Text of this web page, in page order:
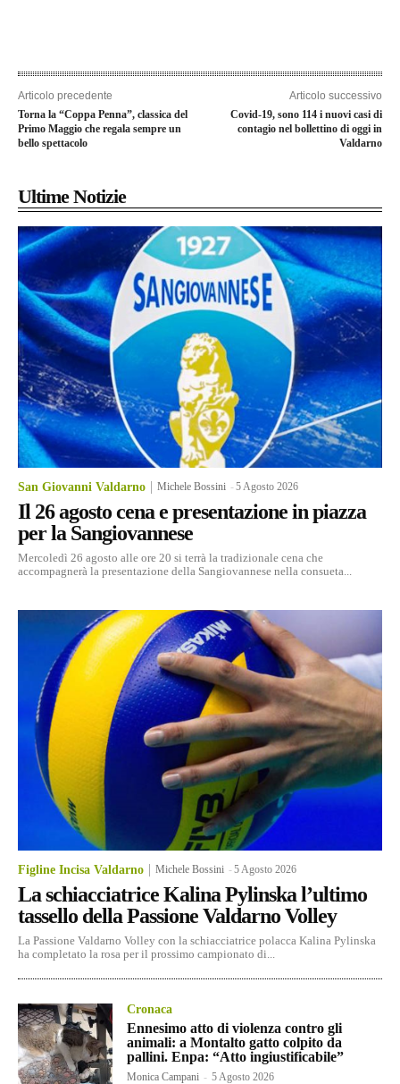
Articolo precedente
Torna la “Coppa Penna”, classica del
Primo Maggio che regala sempre un
bello spettacolo
Articolo successivo
Covid-19, sono 114 i nuovi casi di
contagio nel bollettino di oggi in
Valdarno
Ultime Notizie
San Giovanni Valdarno Michele Bossini -5 Agosto 2026
Il 26 agosto cena e presentazione in piazza
per la Sangiovannese
Mercoledì 26 agosto alle ore 20 si terrà la tradizionale cena che
accompagnerà la presentazione della Sangiovannese nella consueta...
Figline Incisa Valdarno Michele Bossini -5 Agosto 2026
La schiacciatrice Kalina Pylinska l’ultimo
tassello della Passione Valdarno Volley
La Passione Valdarno Volley con la schiacciatrice polacca Kalina Pylinska
ha completato la rosa per il prossimo campionato di...
Cronaca
Ennesimo atto di violenza contro gli
animali: a Montalto gatto colpito da
pallini. Enpa: “Atto ingiustificabile”
Monica Campani - 5 Agosto 2026